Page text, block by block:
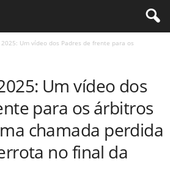
2025: Um vídeo dos Padres de frente para os
Um vídeo dos
para os árbitros
chamada perdida
no final da